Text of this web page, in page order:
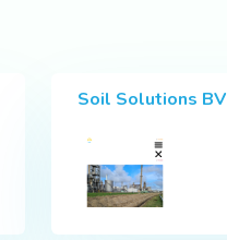
Soil Solutions BV